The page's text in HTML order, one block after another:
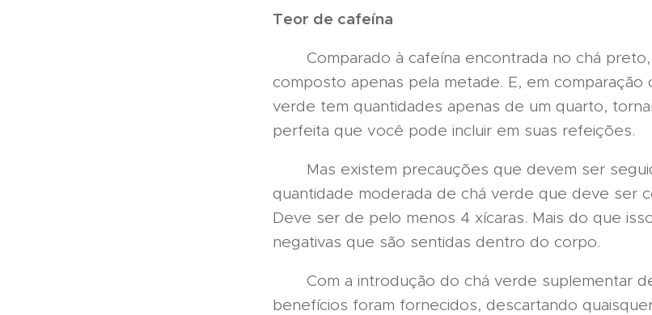
Teor de cafeína
Comparado à cafeína encontrada no chá preto,
composto apenas pela metade. E, em comparação
verde tem quantidades apenas de um quarto,
perfeita que você pode incluir em suas refeições.
Mas existem precauções que devem ser
quantidade moderada de chá verde que deve ser
Deve ser de pelo menos 4 xícaras. Mais do que
negativas que são sentidas dentro do corpo.
Com a introdução do chá verde suplementar
benefícios foram fornecidos, descartando